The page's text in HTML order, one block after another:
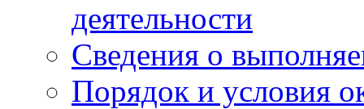
деятельности
Сведения о
Порядок и условия